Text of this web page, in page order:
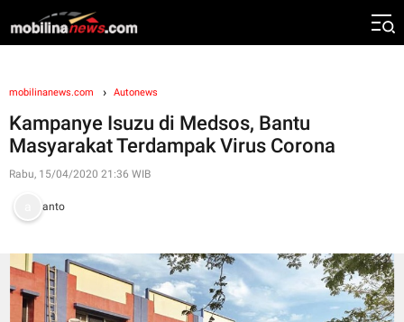
mobilinanews.com Autonews
Kampanye Isuzu di Medsos, Bantu
Masyarakat Terdampak Virus Corona
Rabu, 15/04/2020 21:36 WIB
anto